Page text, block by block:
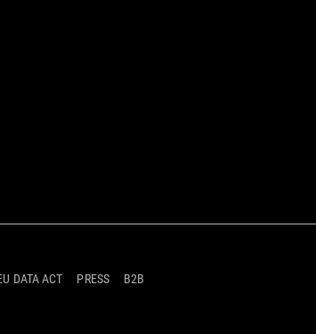
DATA ACT PRESS B2B